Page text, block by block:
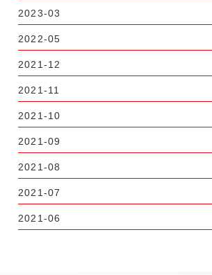
2023-03
2022-05
2021-12
2021-11
2021-10
2021-09
2021-08
2021-07
2021-06